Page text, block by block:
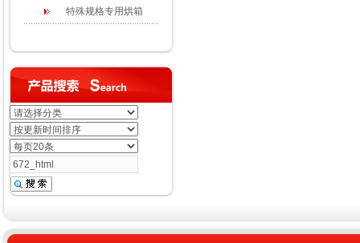
特殊规格专用烘箱